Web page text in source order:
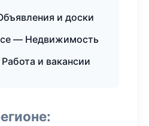
и доски
— Недвижимость
и вакансии